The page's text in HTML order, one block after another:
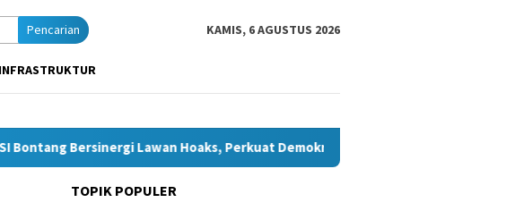
Pencarian KAMIS, 6 AGUSTUS 2026
INFRASTRUKTUR
Lawan Hoaks, Perkuat Demokrasi Jelang Pemilu 2029
TOPIK POPULER